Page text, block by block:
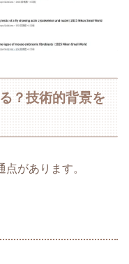
？技術的背景を
があります。